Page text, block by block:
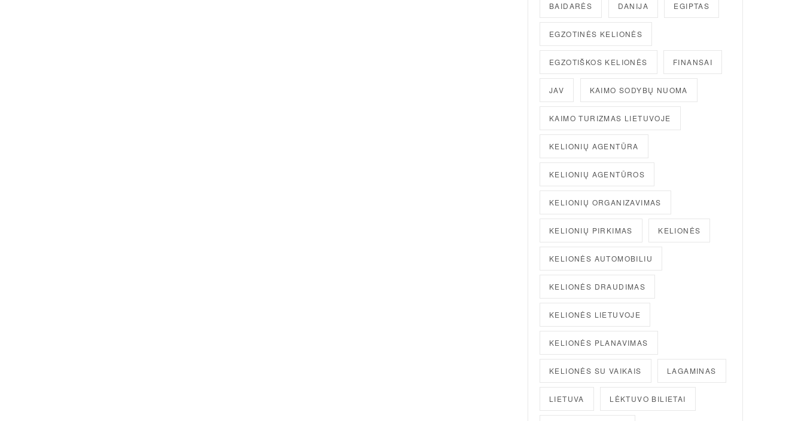
BAIDARĖS DANIJA EGIPTAS
EGZOTINĖS KELIONĖS
EGZOTIŠKOS KELIONĖS FINANSAI
JAV KAIMO SODYBŲ NUOMA
KAIMO TURIZMAS LIETUVOJE
KELIONIŲ AGENTŪRA
KELIONIŲ AGENTŪROS
KELIONIŲ ORGANIZAVIMAS
KELIONIŲ PIRKIMAS KELIONĖS
KELIONĖS AUTOMOBILIU
KELIONĖS DRAUDIMAS
KELIONĖS LIETUVOJE
KELIONĖS PLANAVIMAS
KELIONĖS SU VAIKAIS LAGAMINAS
LIETUVA LĖKTUVO BILIETAI